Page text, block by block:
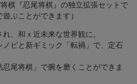
棋『忍尾将棋』の独立拡張セットで
ぶことができます）
、和ｘ近未来な世界観に。
ノビと新ギミック「転禍」で、定石
忍尾将棋」で腕を磨くことができま